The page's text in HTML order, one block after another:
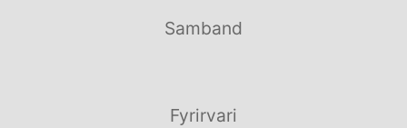
Samband
Fyrirvari